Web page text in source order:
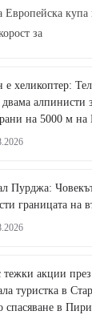
купа
за
хеликоптер:
алпинисти
на 5000 м на
Пурджа:
границата на
акции през
туристка в
спасяване в